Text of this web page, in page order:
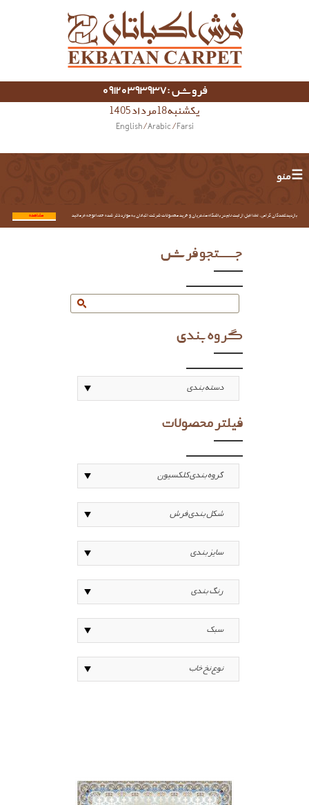
فروش :09120393937
یکشنبه 18 مرداد 1405
English/ Arabic / Farsi
☰ منو
بازدیدکنندگان گرامی؛ لطفا قبل از ثبت نام در باشگاه مشتریان و خرید محصولات شرکت اکباتان به موارد ذکر شده حتما توجه فرمائید. مشاهده...
جستجو فرش
گروه بندی
فیلتر محصولات